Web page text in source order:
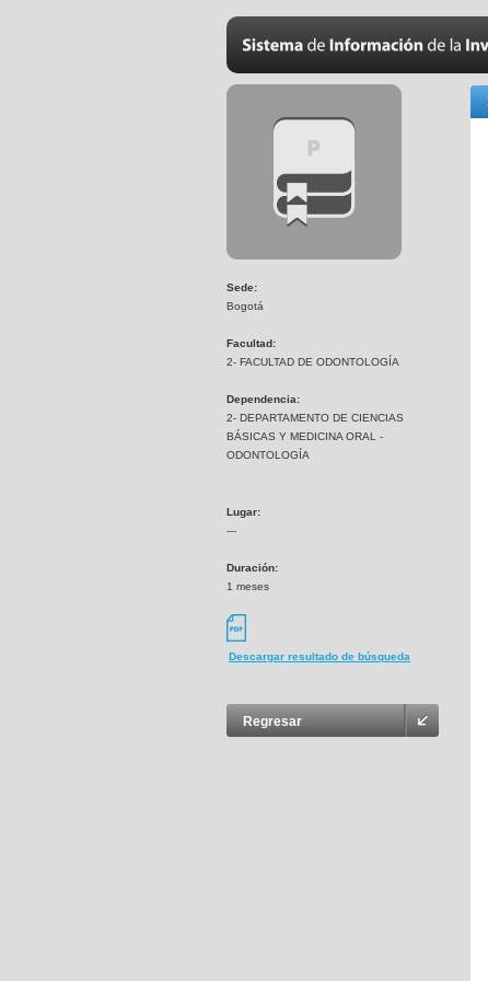
Sede:
Bogotá
Facultad:
2- FACULTAD DE ODONTOLOGÍA
Dependencia:
2- DEPARTAMENTO DE CIENCIAS
BÁSICAS Y MEDICINA ORAL -
ODONTOLOGÍA
Lugar:
---
Duración:
1 meses
Descargar resultado de búsqueda
Regresar